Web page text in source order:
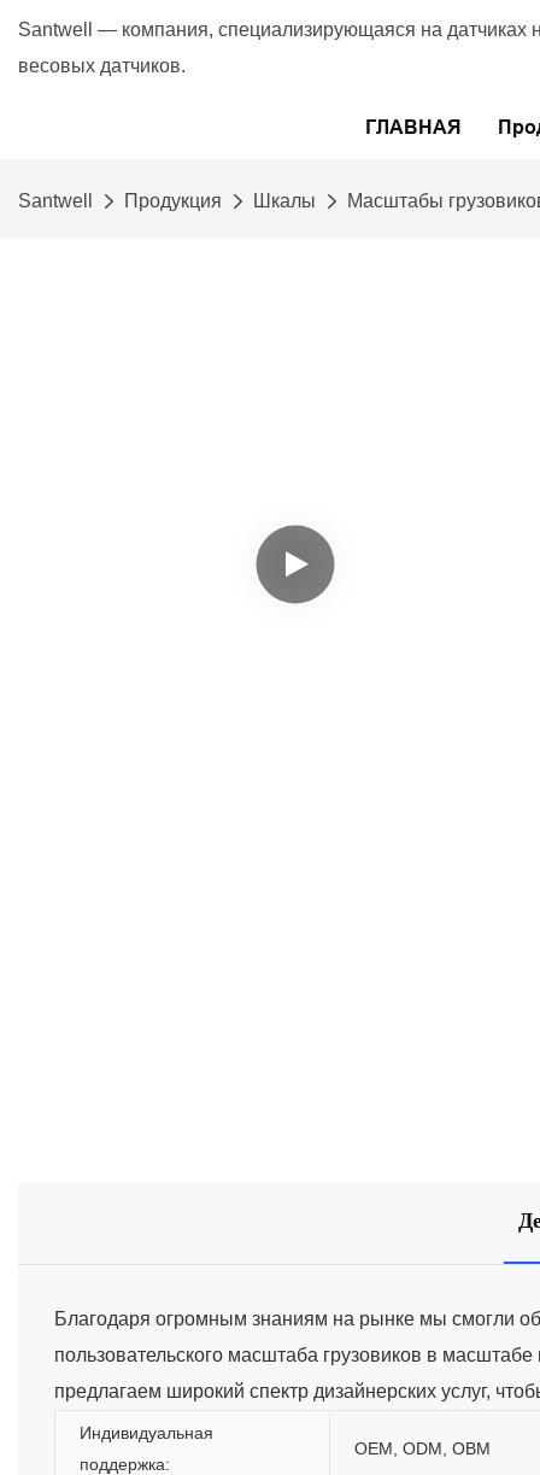
Santwell — компания, специализирующаяся на датчиках
весовых датчиков.
ГЛАВНАЯ
Santwell Продукция Шкалы Масштабы
Благодаря огромным знаниям на рынке мы смогли
пользовательского масштаба грузовиков в
предлагаем широкий спектр дизайнерских услуг,
Индивидуальная
поддержка:
OEM, ODM, OBM